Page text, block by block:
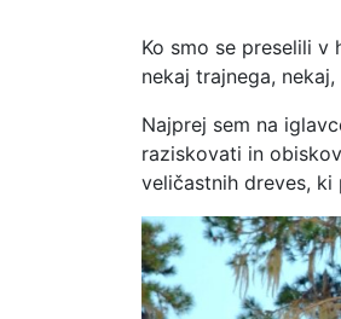
Ko smo se preselili
nekaj trajnega,
Najprej sem na
raziskovati in
veličastnih dreves,